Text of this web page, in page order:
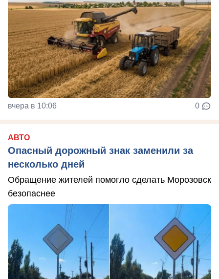
вчера в 10:06 0
АВТО
Опасный дорожный знак заменили за
несколько дней
Обращение жителей помогло сделать Морозовск
безопаснее